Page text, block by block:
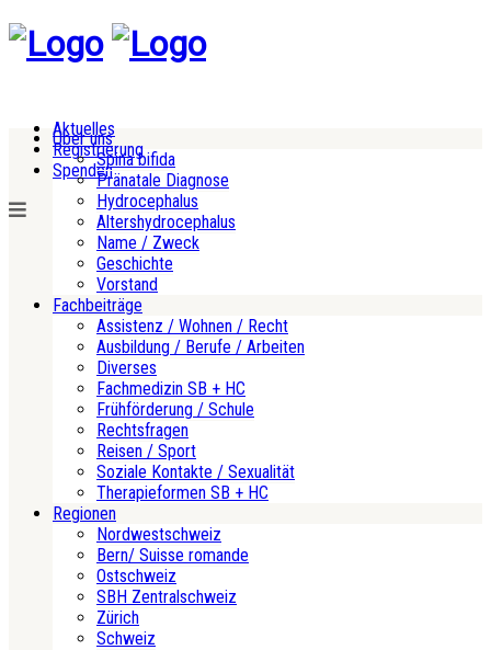
Aktuelles
Registrierung
Spenden
Über uns
Spina bifida
Pränatale Diagnose
Hydrocephalus
Altershydrocephalus
Name / Zweck
Geschichte
Vorstand
Fachbeiträge
Assistenz / Wohnen / Recht
Ausbildung / Berufe / Arbeiten
Diverses
Fachmedizin SB + HC
Frühförderung / Schule
Rechtsfragen
Reisen / Sport
Soziale Kontakte / Sexualität
Therapieformen SB + HC
Regionen
Nordwestschweiz
Bern/ Suisse romande
Ostschweiz
SBH Zentralschweiz
Zürich
Schweiz